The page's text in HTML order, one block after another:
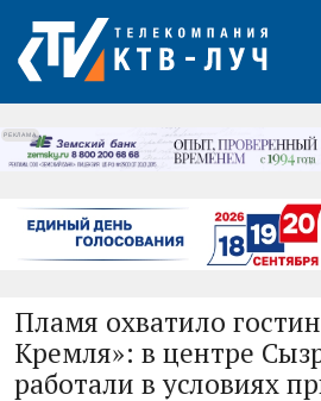
РЕКЛАМА
Пламя охватило
Кремля»: в центре
работали в условиях